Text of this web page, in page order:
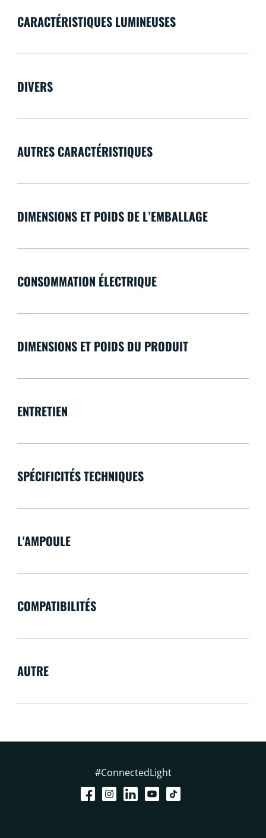
CARACTÉRISTIQUES LUMINEUSES
DIVERS
AUTRES CARACTÉRISTIQUES
DIMENSIONS ET POIDS DE L’EMBALLAGE
CONSOMMATION ÉLECTRIQUE
DIMENSIONS ET POIDS DU PRODUIT
ENTRETIEN
SPÉCIFICITÉS TECHNIQUES
L'AMPOULE
COMPATIBILITÉS
AUTRE
#ConnectedLight